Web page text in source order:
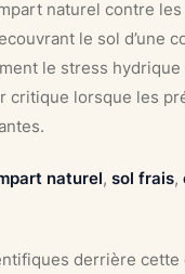
naturel contre les
le sol d’une
le stress hydrique
critique lorsque les
naturel, sol frais,
derrière